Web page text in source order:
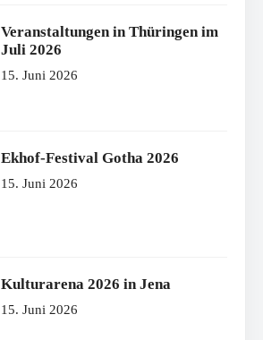
Veranstaltungen in Thüringen im
Juli 2026
15. Juni 2026
Ekhof-Festival Gotha 2026
15. Juni 2026
Kulturarena 2026 in Jena
15. Juni 2026